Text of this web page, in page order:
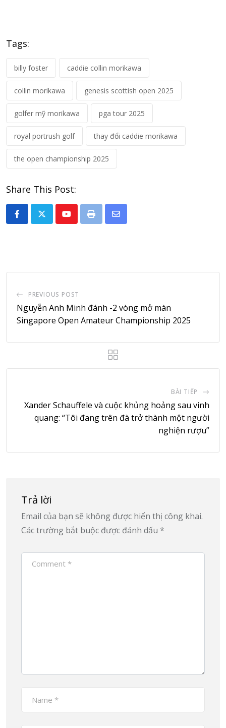
Tags:
billy foster caddie collin morikawa
collin morikawa genesis scottish open 2025
golfer mỹ morikawa pga tour 2025
royal portrush golf thay đổi caddie morikawa
the open championship 2025
Share This Post:
YoutubePrint
Share
PREVIOUS POST
Nguyễn Anh Minh đánh -2 vòng mở màn
Singapore Open Amateur Championship 2025
BÀI TIẾP
Xander Schauffele và cuộc khủng hoảng sau vinh
quang: “Tôi đang trên đà trở thành một người
nghiện rượu”
Trả lời
Email của bạn sẽ không được hiển thị công khai.
Các trường bắt buộc được đánh dấu *